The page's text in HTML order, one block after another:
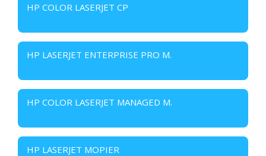
HP COLOR LASERJET CP
HP LASERJET ENTERPRISE PRO M.
HP COLOR LASERJET MANAGED M.
HP LASERJET MOPIER